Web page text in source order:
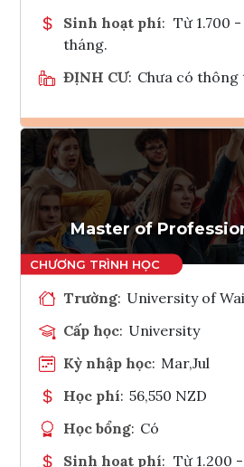
Sinh hoạt phí: Từ 1.700
tháng.
ĐỊNH CƯ: Chưa có thông
Ghi danh
Master of
Trường: University of
Cấp học: University
Kỳ nhập học: Mar,Jul
Học phí: 56,550 NZD
Học bổng: Có
Sinh hoạt phí: Từ 1.200